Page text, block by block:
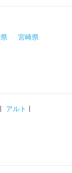
宮崎県
アルト